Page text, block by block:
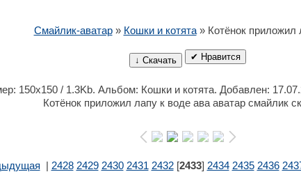
Смайлик-аватар» Кошки и котята» Котёнок приложил
↓ Скачать ✔ Нравится
150x150 / 1.3Kb. Альбом: Кошки и котята. Добавлен:
Котёнок приложил лапу к воде ава аватар смайлик
2428 2429 2430 2431 2432[2433] 2434 2435 2436